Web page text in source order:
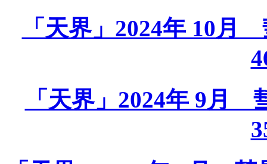
「天界」2024年 10
「天界」2024年 9月